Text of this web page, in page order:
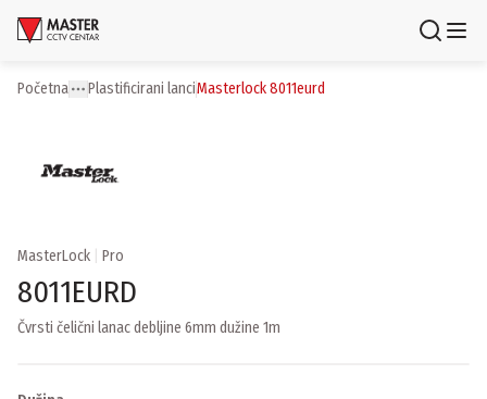
Uloguj se Registruj se
Usluge i rešenja
Lokacije
Početna More
Toggle menu
plastificirani lanci masterlock 8011eurd
MasterLock Pro
8011EURD
Čvrsti čelični lanac debljine 6mm dužine 1m